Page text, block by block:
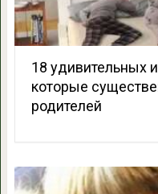
18 удивительных
которые
родителей